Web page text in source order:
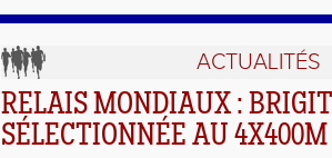
ACTUALITÉS
RELAIS MONDIAUX :
SÉLECTIONNÉE AU 4X400M